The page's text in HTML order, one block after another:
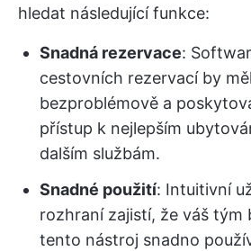
hledat následující funkce:
Snadná rezervace:
cestovních rezervací by
bezproblémově a
přístup k nejlepším
dalším službám.
Snadné použití: Intuitivní
rozhraní zajistí, že váš tým
tento nástroj snadno